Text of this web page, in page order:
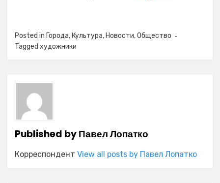
Posted in Города, Культура, Новости,Общество
Tagged художники
Published byПавел Лопатко
Корреспондент View all posts by Павел Лопатко